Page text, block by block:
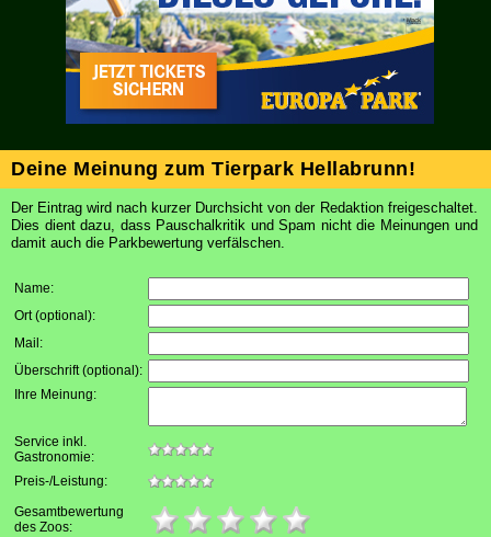
Deine Meinung zum Tierpark Hellabrunn!
Der Eintrag wird nach kurzer Durchsicht von der Redaktion freigeschaltet.
Dies dient dazu, dass Pauschalkritik und Spam nicht die Meinungen und
damit auch die Parkbewertung verfälschen.
Name:
Ort (optional):
Mail :
Überschrift (optional):
Ihre Meinung:
Service inkl.
Gastronomie:
Preis-/Leistung:
Gesamtbewertung
des Zoos: